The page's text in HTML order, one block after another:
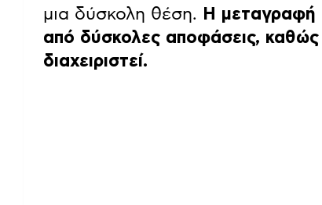
μια δύσκολη θέση.
Η μεταγραφή
από δύσκολες αποφάσεις, καθώς
διαχειριστεί.